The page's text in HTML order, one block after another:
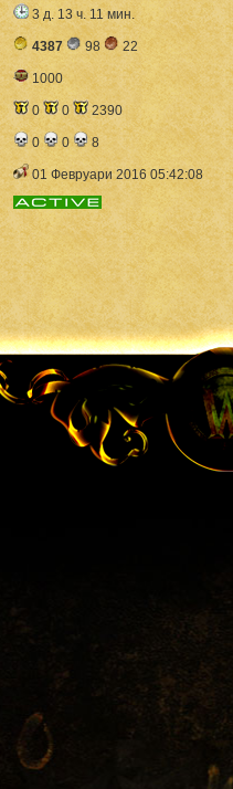
3 д. 13 ч. 11 мин.
4387 98
22
1000
0 0
2390
0 0
8
01 Февруари 2016 05:42:08